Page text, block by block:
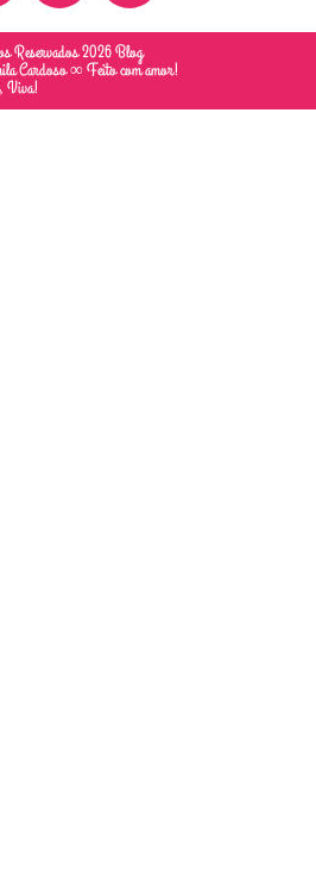
Reservados 2026 Blog
Cardoso ∞ Feito com amor!
Viva!